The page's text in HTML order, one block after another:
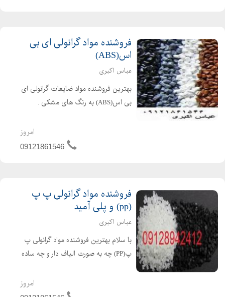
فروشنده مواد گرانولی ای بی
اس(ABS)
عباس اکبری
بهترین فروشنده مواد ضایعات گرانولی ای
بی اس(ABS) به رنگ های مشکی .
امروز
09121861546
فروشنده مواد گرانولی پ پ
(pp) و پلی آمید
عباس اکبری
با سلام بهترین فروشنده مواد گرانولی پ
پ(PP) چه به صورت الیاف دار و چه ساده
تماس بگیرید همینطور برای تهیه مواد
گرانولی پلی آمید((الیاف دار و ساده))...
امروز